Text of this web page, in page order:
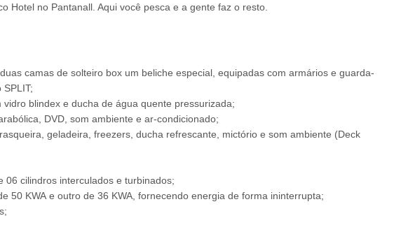
Hotel no Pantanall. Aqui você pesca e a gente faz o resto.
camas de solteiro box um beliche especial, equipadas com armários e guarda-
SPLIT;
blindex e ducha de água quente pressurizada;
DVD, som ambiente e ar-condicionado;
geladeira, freezers, ducha refrescante, mictório e som ambiente (Deck
06 cilindros interculados e turbinados;
50 KWA e outro de 36 KWA, fornecendo energia de forma ininterrupta;